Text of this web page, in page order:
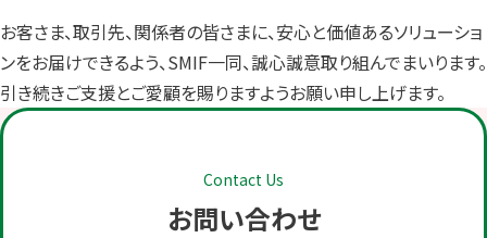
お客さま、取引先、関係者の皆さまに、安心と価値あるソリューショ
ンをお届けできるよう、SMIF一同、誠心誠意取り組んでまいります。
引き続きご支援とご愛顧を賜りますようお願い申し上げます。
Contact Us
お問い合わせ